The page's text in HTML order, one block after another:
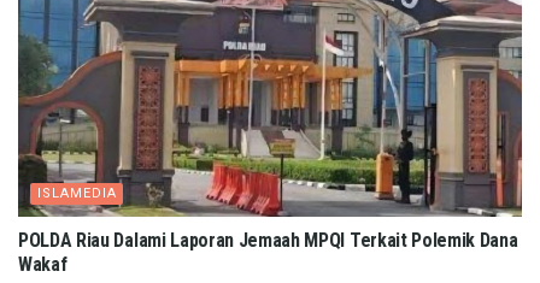
ISLAMEDIA
POLDA Riau Dalami Laporan Jemaah MPQI Terkait Polemik Dana
Wakaf